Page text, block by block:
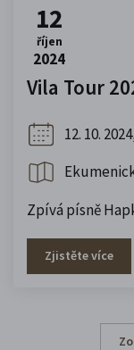
12
říjen
2024
Vila Tour
12. 10.
Zpívá písně
Zjistěte více